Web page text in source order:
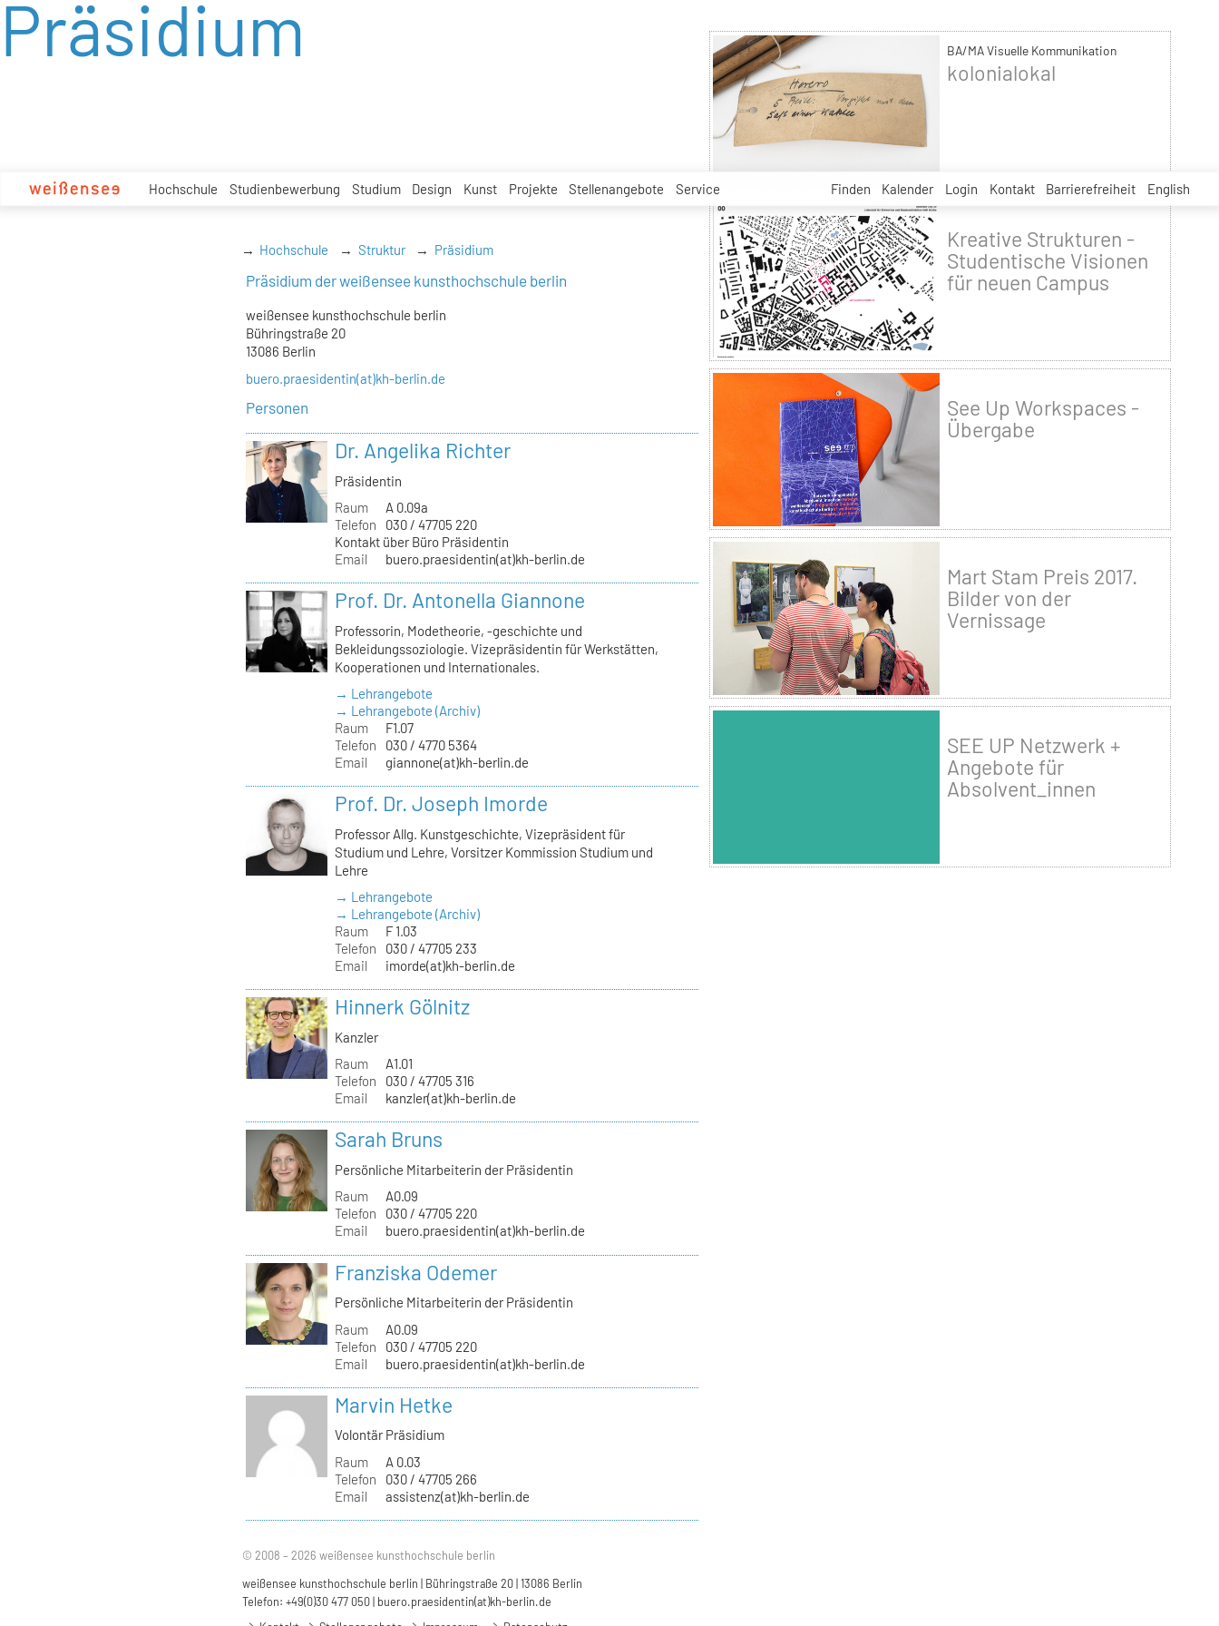
zum
Inhalt
Hochschule Studienbewerbung Studium Design Kunst Projekte Stellenangebote Service Finden Kalender Login Kontakt Barrierefreiheit English
Präsidium
Hochschule Struktur Präsidium
Präsidium der weißensee kunsthochschule berlin
weißensee kunsthochschule berlin
Bühringstraße 20
13086 Berlin
buero.praesidentin(at)kh-berlin.de
Personen
Dr. Angelika Richter
Präsidentin
Raum
A 0.09a
Telefon
030 / 47705 220
Kontakt über Büro Präsidentin
Email
buero.praesidentin(at)kh-berlin.de
Prof. Dr. Antonella Giannone
Professorin, Modetheorie, -geschichte und
Bekleidungssoziologie. Vizepräsidentin für Werkstätten,
Kooperationen und Internationales.
→ Lehrangebote
→ Lehrangebote (Archiv)
Raum
F1.07
Telefon
030 / 4770 5364
Email
giannone(at)kh-berlin.de
Prof. Dr. Joseph Imorde
Professor Allg. Kunstgeschichte, Vizepräsident für
Studium und Lehre, Vorsitzer Kommission Studium und
Lehre
→ Lehrangebote
→ Lehrangebote (Archiv)
Raum
F 1.03
Telefon
030 / 47705 233
Email
imorde(at)kh-berlin.de
Hinnerk Gölnitz
Kanzler
Raum
A1.01
Telefon
030 / 47705 316
Email
kanzler(at)kh-berlin.de
Sarah Bruns
Persönliche Mitarbeiterin der Präsidentin
Raum
A0.09
Telefon
030 / 47705 220
Email
buero.praesidentin(at)kh-berlin.de
Franziska Odemer
Persönliche Mitarbeiterin der Präsidentin
Raum
A0.09
Telefon
030 / 47705 220
Email
buero.praesidentin(at)kh-berlin.de
Marvin Hetke
Volontär Präsidium
Raum
A 0.03
Telefon
030 / 47705 266
Email
assistenz(at)kh-berlin.de
BA/MA Visuelle Kommunikation
kolonialokal
Kreative Strukturen -
Studentische Visionen
für neuen Campus
See Up Workspaces -
Übergabe
Mart Stam Preis 2017.
Bilder von der
Vernissage
SEE UP Netzwerk +
Angebote für
Absolvent_innen
© 2008 – 2026 weißensee kunsthochschule berlin
weißensee kunsthochschule berlin | Bühringstraße 20 | 13086 Berlin
Telefon: +49(0)30 477 050 | buero.praesidentin(at)kh-berlin.de